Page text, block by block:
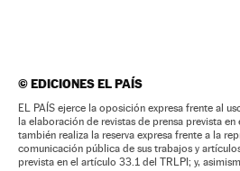
©EDICIONES EL PAÍS
EL PAÍS ejerce la oposición expresa frente al
la elaboración de revistas de prensa prevista
también realiza la reserva expresa frente a la
comunicación pública de sus trabajos y
prevista en el artículo 33.1 del TRLPI; y,